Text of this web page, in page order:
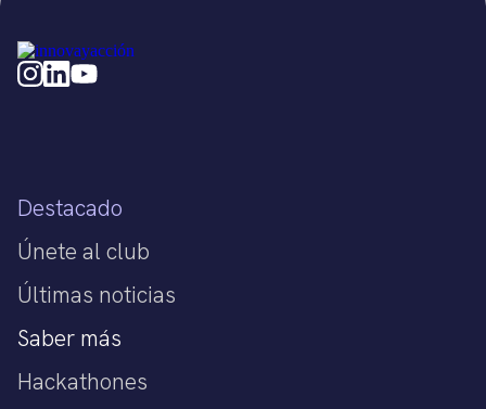
Destacado
Únete al club
Últimas noticias
Saber más
Hackathones